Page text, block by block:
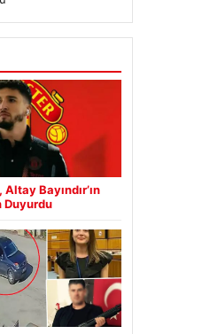
Yangını Kontrol
Bayındır’ın
Duyurdu